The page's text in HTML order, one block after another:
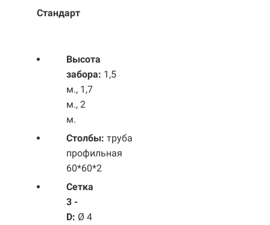
Стандарт
Высота
забора: 1,5
м., 1,7
м., 2
м.
Столбы: труба
профильная
60*60*2
Сетка
3 -
D: Ø 4